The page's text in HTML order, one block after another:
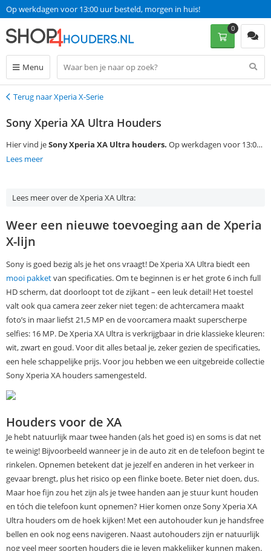
Op werkdagen voor 13:00 uur besteld, morgen in huis!
Menu
0
Terug
Terug naar Xperia X-Serie
Sony Xperia XA Ultra Houders
Hier vind jeSony Xperia XA Ultra houders. Op werkdagen voor 13:00
bestellen, is morgen in huis met gratis verzending!
Lees meer
Lees meer over de Xperia XA Ultra:
Weer een nieuwe toevoeging aan de Xperia
X-lijn
Sony is goed bezig als je het ons vraagt! De Xperia XA Ultra biedt een
mooi pakketvan specificaties. Om te beginnen is er het grote 6 inch full
HD scherm, dat doorloopt tot de zijkant – een leuk detail! Het toestel
valt ook qua camera zeer zeker niet tegen: de achtercamera maakt
foto’s in maar liefst 21,5 MP en de voorcamera maakt superscherpe
selfies: 16 MP. De Xperia XA Ultra is verkrijgbaar in drie klassieke kleuren:
wit, zwart en goud. Voor dit alles betaal je, zeker gezien de specificaties,
een hele schappelijke prijs. Voor jou hebben we een uitgebreide collectie
Sony Xperia XA houders samengesteld.
Houders voor de XA
Je hebt natuurlijk maar twee handen (als het goed is) en soms is dat net
te weinig! Bijvoorbeeld wanneer je in de auto zit en de telefoon begint te
rinkelen. Opnemen betekent dat je jezelf en anderen in het verkeer in
gevaar brengt, plus het risico op een flinke boete. Beter niet doen, dus.
Maar hoe fijn zou het zijn als je twee handen aan je stuur kunt houden
en tóch die telefoon kunt opnemen? Hier komen onze Sony Xperia XA
Ultra houders om de hoek kijken! Met een autohouder kun je handsfree
bellen en ook nog eens navigeren. Naast autohouders zijn er natuurlijk
nog veel meer soorten houders die je leven makkelijker kunnen maken.